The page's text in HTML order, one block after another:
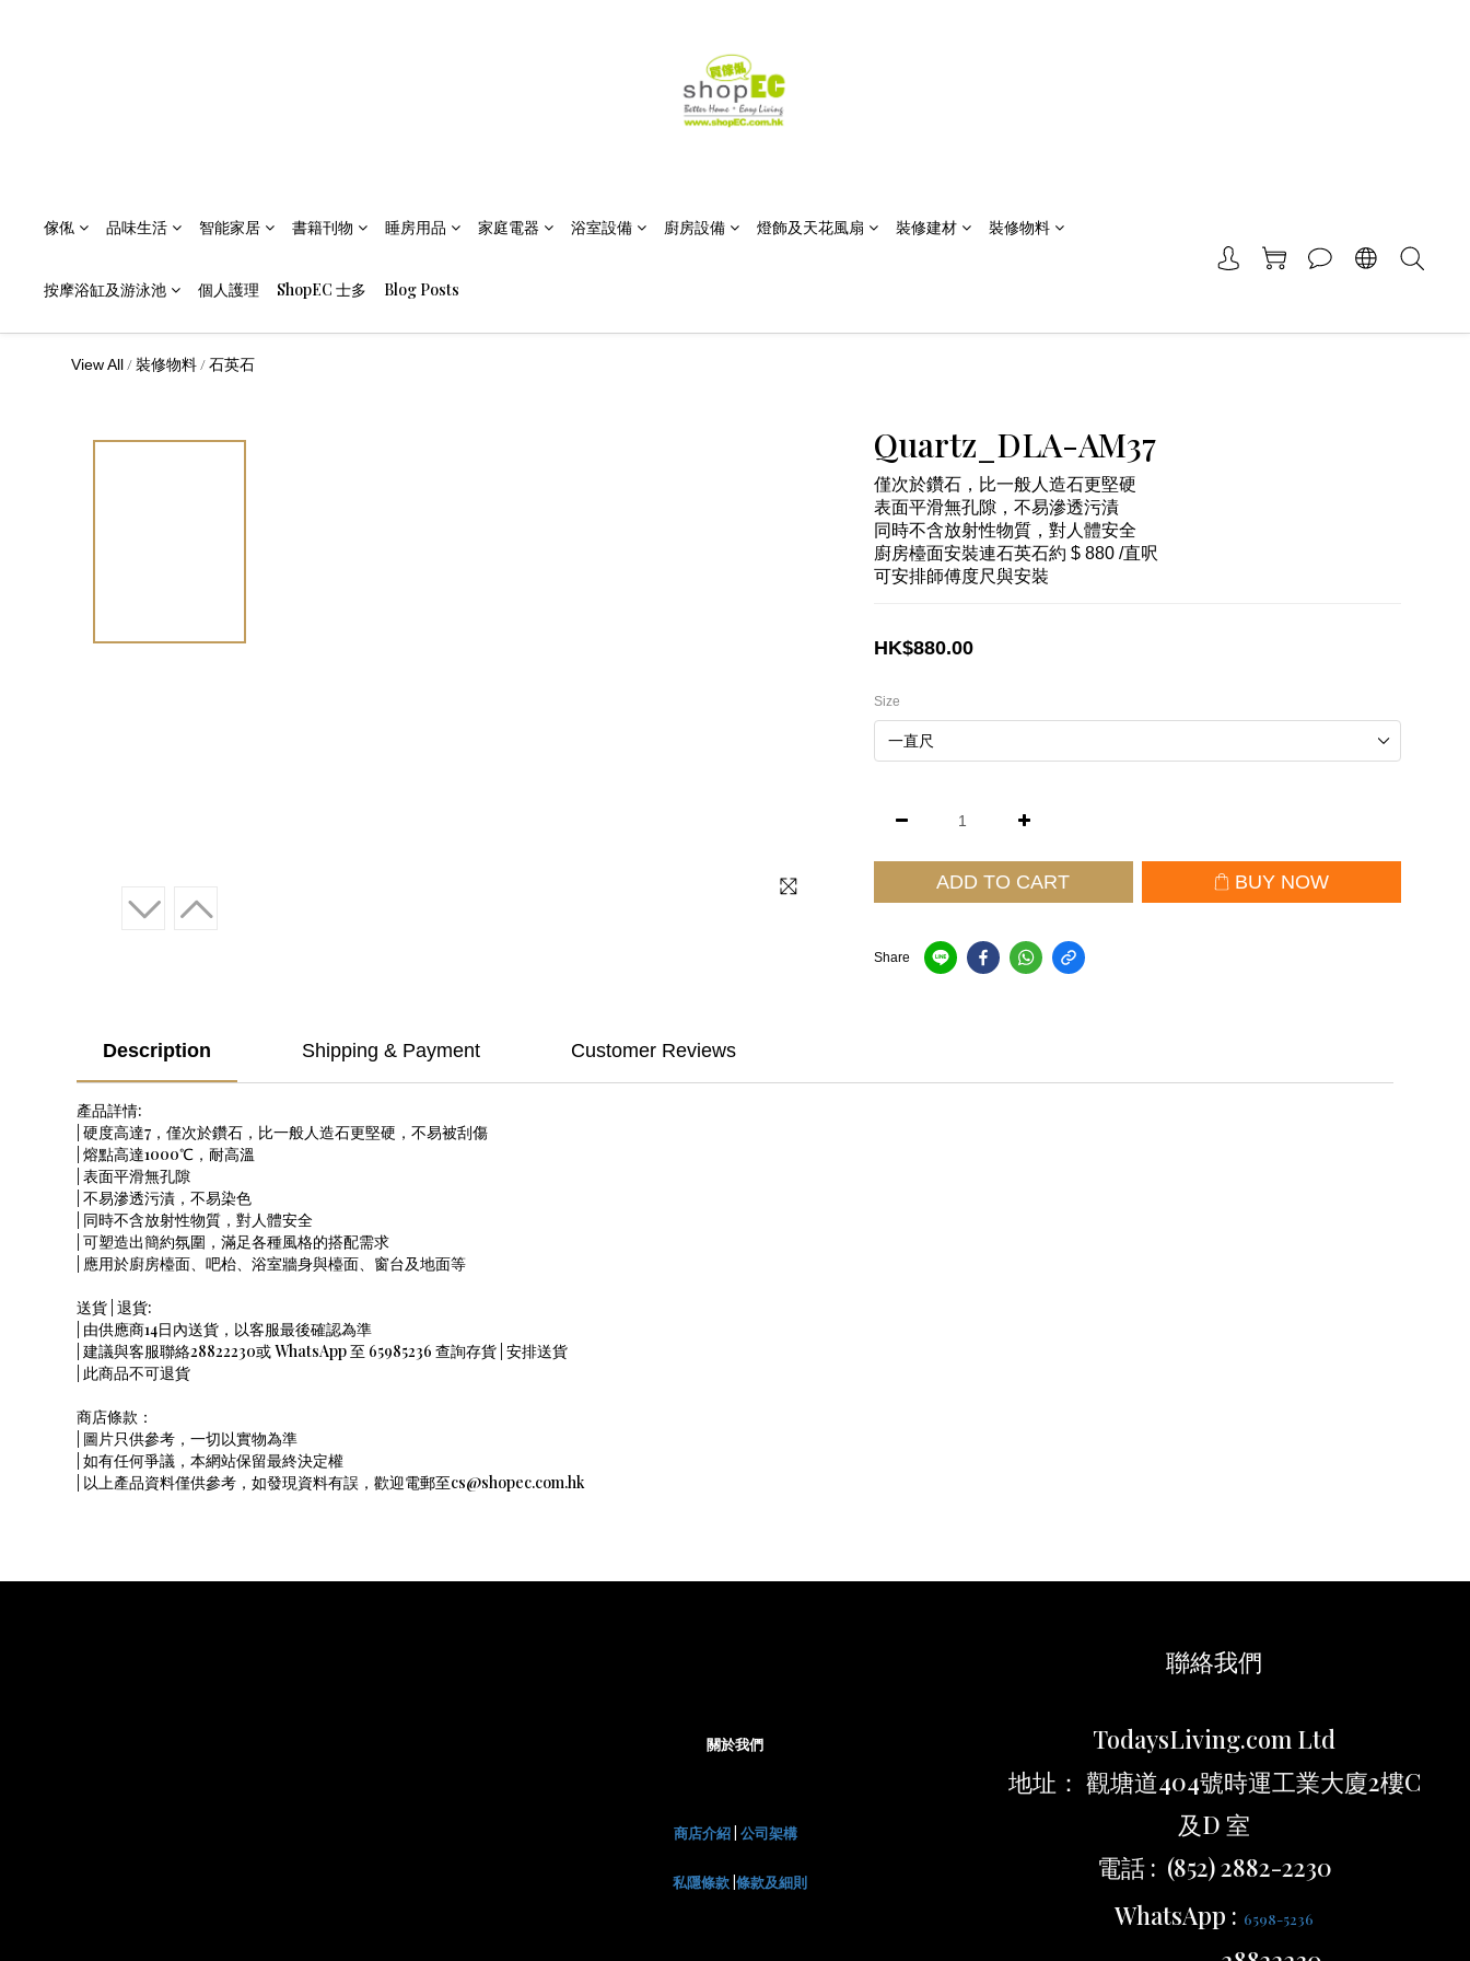
傢俬 品味生活 智能家居 書籍刊物 睡房用品 家庭電器 浴室設備 廚房設備 燈飾及天花風扇 裝修建材 裝修物料
按摩浴缸及游泳池 個人護理 ShopEC 士多 Blog Posts
View All /裝修物料 /石英石
Quartz_DLA-AM37
僅次於鑽石，比一般人造石更堅硬
表面平滑無孔隙，不易滲透污漬
同時不含放射性物質，對人體安全
廚房檯面安裝連石英石約 $ 880 /直呎
可安排師傅度尺與安裝
HK$880.00
Size
ADD TO CART BUY NOW
Share
Description Shipping & Payment Customer Reviews
產品詳情:
| 硬度高達7，僅次於鑽石，比一般人造石更堅硬，不易被刮傷
| 熔點高達1000℃，耐高溫
| 表面平滑無孔隙
| 不易滲透污漬，不易染色
| 同時不含放射性物質，對人體安全
| 可塑造出簡約氛圍，滿足各種風格的搭配需求
| 應用於廚房檯面、吧枱、浴室牆身與檯面、窗台及地面等
送貨 | 退貨:
| 由供應商14日內送貨，以客服最後確認為準
| 建議與客服聯絡28822230或 WhatsApp 至 65985236 查詢存貨 | 安排送貨
| 此商品不可退貨
商店條款：
| 圖片只供參考，一切以實物為準
| 如有任何爭議，本網站保留最終決定權
| 以上產品資料僅供參考，如發現資料有誤，歡迎電郵至cs@shopec.com.hk
關於我們
商店介紹| 公司架構
私隱條款 條款及細則
聯絡我們
TodaysLiving.com Ltd
地址： 觀塘道404號時運工業大廈2樓C
及D 室
電話 : (852) 2882-2230
WhatsApp : 6598-5236